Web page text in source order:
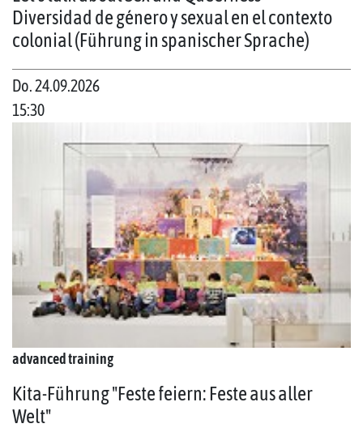
Diversidad de género y sexual en el contexto
colonial (Führung in spanischer Sprache)
Do. 24.09.2026
15:30
advanced training
Kita-Führung "Feste feiern: Feste aus aller
Welt"